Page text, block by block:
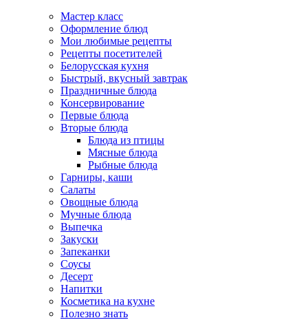
Мастер класс
Оформление блюд
Мои любимые рецепты
Рецепты посетителей
Белорусская кухня
Быстрый, вкусный завтрак
Праздничные блюда
Консервирование
Первые блюда
Вторые блюда
Блюда из птицы
Мясные блюда
Рыбные блюда
Гарниры, каши
Салаты
Овощные блюда
Мучные блюда
Выпечка
Закуски
Запеканки
Соусы
Десерт
Напитки
Косметика на кухне
Полезно знать